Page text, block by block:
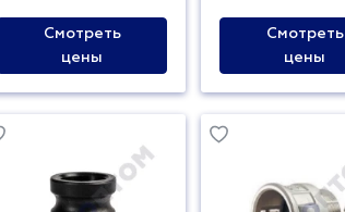
Смотреть
цены
Смотреть
цены